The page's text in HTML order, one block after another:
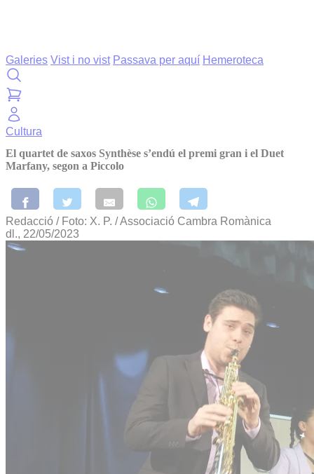
Galeries Vist i no vist Passava per aquí Hemeroteca
Cultura
El quartet de saxos Synthèse s’endú el premi gran i el Duet
Marfany, segon a Piccolo
Redacció / Foto: X. P. / Associació Cambra Romànica
dl., 22/05/2023